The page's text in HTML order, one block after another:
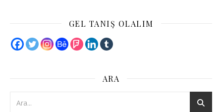
GEL TANIŞ OLALIM
ARA